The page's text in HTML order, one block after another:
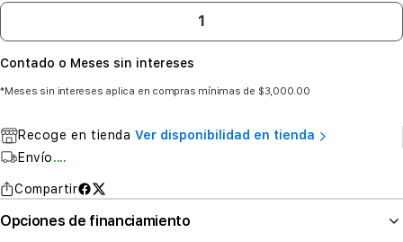
Contado o Meses sin intereses
*Meses sin intereses aplica en compras mínimas de $3,000.00
Recoge en tienda Ver disponibilidad en tienda
Envío....
Compartir
Opciones de financiamiento